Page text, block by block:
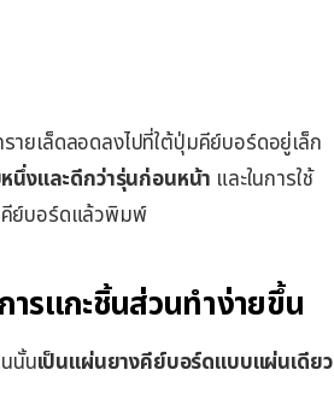
ยเล็ดลอดลงไปที่ใต้ปุ่มคีย์บอร์ดอยู่เล็ก
นึ่งและดีกว่ารุ่นก่อนหน้า และในการใช้
คีย์บอร์ดแล้วพิมพ์
รแกะชิ้นส่วนทำง่ายขึ้น
นั้นเป็นแผ่นยางคีย์บอร์ดแบบแผ่นเดียว